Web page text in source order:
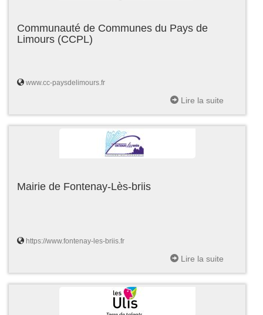
Communauté de Communes du Pays de
Limours (CCPL)
www.cc-paysdelimours.fr
Lire la suite
Mairie de Fontenay-Lès-briis
https://www.fontenay-les-briis.fr
Lire la suite